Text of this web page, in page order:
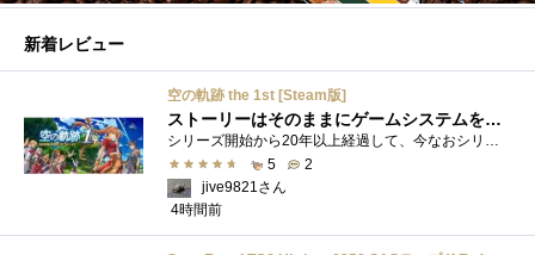
新着レビュー
空の軌跡 the 1st [Steam版]
ストーリーはそのままにゲームシステムを現代化
シリーズ開始から20年以上経過して、今なおシリーズの完結が見えてこない日本ファルコムのストーリーRPG、「英雄伝説軌跡シリーズ」。シリーズ...
5
2
jive9821さん
4時間前